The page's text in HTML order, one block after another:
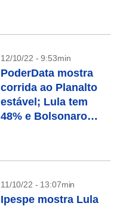
12/10/22 - 9:53min
PoderData mostra
corrida ao Planalto
estável; Lula tem
48% e Bolsonaro
11/10/22 - 13:07min
Ipespe mostra Lula